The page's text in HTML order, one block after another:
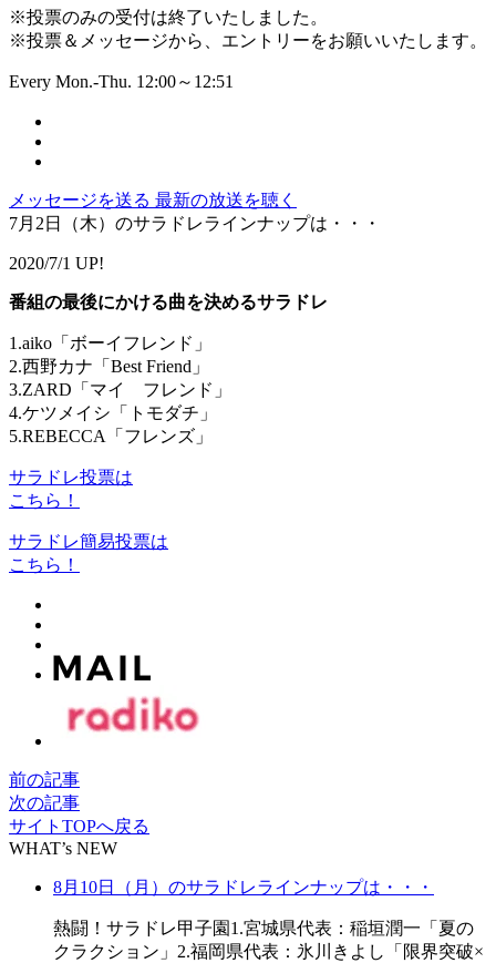
※投票のみの受付は終了いたしました。
※投票＆メッセージから、エントリーをお願いいたします。
Every Mon.-Thu. 12:00～12:51
メッセージを送る 最新の放送を聴く
7月2日（木）のサラドレラインナップは・・・
2020/7/1 UP!
番組の最後にかける曲を決めるサラドレ
1.aiko「ボーイフレンド」
2.西野カナ「Best Friend」
3.ZARD「マイ フレンド」
4.ケツメイシ「トモダチ」
5.REBECCA「フレンズ」
サラドレ投票は
こちら！
サラドレ簡易投票は
こちら！
前の記事
次の記事
サイトTOPへ戻る
WHAT’s NEW
8月10日（月）のサラドレラインナップは・・・
熱闘！サラドレ甲子園1.宮城県代表：稲垣潤一「夏の
クラクション」2.福岡県代表：氷川きよし「限界突破×